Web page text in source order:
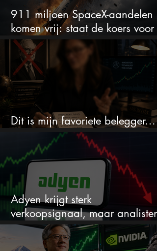
911 miljoen SpaceX-aandelen
komen vrij: staat de koers voor
een nieuwe crash?
Dit is mijn favoriete belegger…
en het is niet Warren Buffett
Adyen krijgt sterk
verkoopsignaal, maar analisten
zien juist een koopkans